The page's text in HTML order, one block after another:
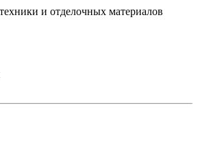
и отделочных материалов